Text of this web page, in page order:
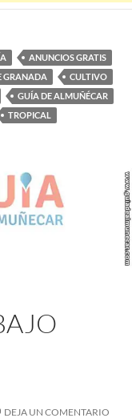
ANUNCIOS GRATIS
GRANADA
CULTIVO
GUÍA DE ALMUÑÉCAR
TROPICAL
DEJA UN COMENTARIO